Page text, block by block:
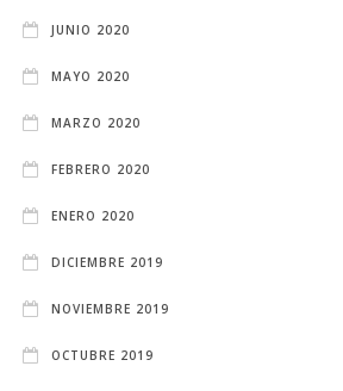
JUNIO 2020
MAYO 2020
MARZO 2020
FEBRERO 2020
ENERO 2020
DICIEMBRE 2019
NOVIEMBRE 2019
OCTUBRE 2019